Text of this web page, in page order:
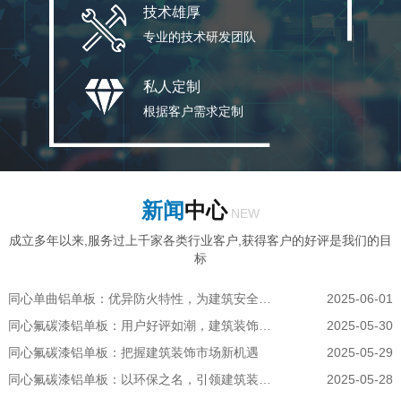
技术雄厚
专业的技术研发团队
私人定制
根据客户需求定制
新闻中心 NEW
成立多年以来,服务过上千家各类行业客户,获得客户的好评是我们的目
标
2025-06-01
同心氟碳漆铝单板：用户好评如潮，建筑装饰的放心之选
2025-05-30
同心氟碳漆铝单板：把握建筑装饰市场新机遇
2025-05-29
2025-05-28